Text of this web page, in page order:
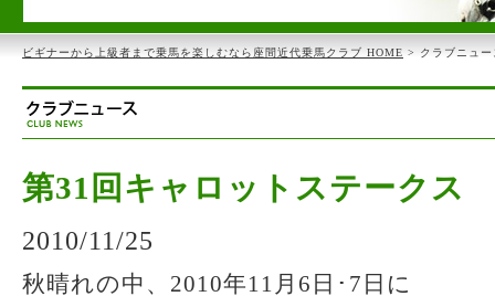
ビギナーから上級者まで乗馬を楽しむなら座間近代乗馬クラブ HOME > クラブニュー
第31回キャロットステークス
2010/11/25
秋晴れの中、2010年11月6日･7日に